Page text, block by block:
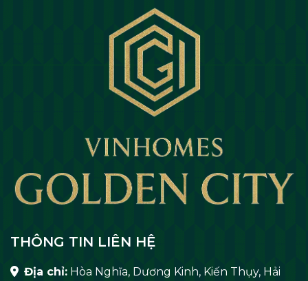
THÔNG TIN LIÊN HỆ
Địa chỉ: Hòa Nghĩa, Dương Kinh, Kiến Thụy, Hải